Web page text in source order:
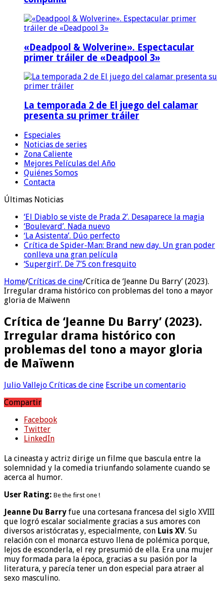
«Deadpool & Wolverine». Espectacular
primer tráiler de «Deadpool 3»
La temporada 2 de El juego del calamar
presenta su primer tráiler
Especiales
Noticias de series
Zona Caliente
Mejores Películas del Año
Quiénes Somos
Contacta
Últimas Noticias
‘El Diablo se viste de Prada 2’. Desaparece la magia
‘Boulevard’. Nada nuevo
‘La Asistenta’. Dúo perfecto
Crítica de Spider-Man: Brand new day. Un gran poder
conlleva una gran película
‘Supergirl’. De 7’5 con fresquito
Home/Críticas de cine/Crítica de ‘Jeanne Du Barry’ (2023).
Irregular drama histórico con problemas del tono a mayor
gloria de Maïwenn
Crítica de ‘Jeanne Du Barry’ (2023).
Irregular drama histórico con
problemas del tono a mayor gloria
de Maïwenn
Julio Vallejo Críticas de cine Escribe un comentario
Compartir
Facebook
Twitter
LinkedIn
La cineasta y actriz dirige un filme que bascula entre la
solemnidad y la comedia triunfando solamente cuando se
acerca al humor.
User Rating: Be the first one !
Jeanne Du Barry fue una cortesana francesa del siglo XVIII
que logró escalar socialmente gracias a sus amores con
diversos aristócratas y, especialmente, con Luis XV. Su
relación con el monarca estuvo llena de polémica porque,
lejos de esconderla, el rey presumió de ella. Era una mujer
muy formada para la época, gracias a su pasión por la
literatura, y parecía tener un don especial para atraer al
sexo masculino.